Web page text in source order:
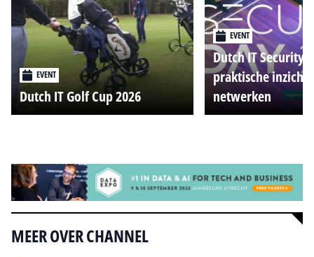
EVENT
Dutch IT Golf Cup 2026
EVENT
Dutch IT Security
praktische
netwerken
MEER OVER CHANNEL